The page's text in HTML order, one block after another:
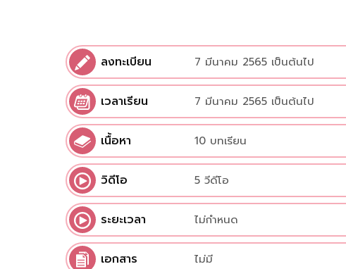
ลงทะเบียน 7 มีนาคม 2565 เป็นต้นไป
เวลาเรียน 7 มีนาคม 2565 เป็นต้นไป
เนื้อหา 10 บทเรียน
วิดีโอ 5 วีดีโอ
ระยะเวลา ไม่กำหนด
เอกสาร ไม่มี